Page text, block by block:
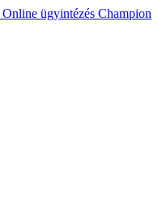
Online ügyintézés Champion